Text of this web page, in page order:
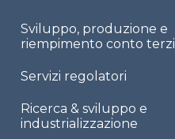
Sviluppo, produzione e
riempimento conto terzi
Servizi regolatori
Ricerca & sviluppo e
industrializzazione